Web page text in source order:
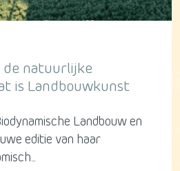
de natuurlijke
is Landbouwkunst
Landbouw en
editie van haar